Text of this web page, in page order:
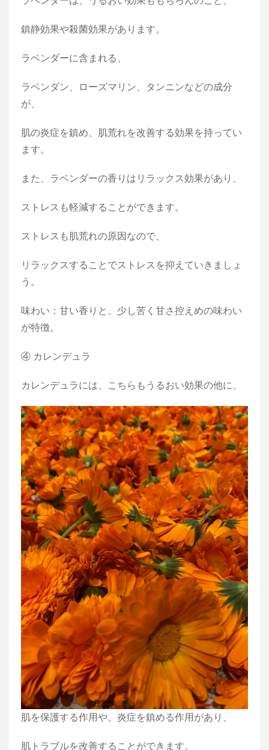
鎮静効果や殺菌効果があります。
ラベンダーに含まれる、
ラベンダン、ローズマリン、タンニンなどの成分
が、
肌の炎症を鎮め、肌荒れを改善する効果を持ってい
ます。
また、ラベンダーの香りはリラックス効果があり、
ストレスも軽減することができます。
ストレスも肌荒れの原因なので、
リラックスすることでストレスを抑えていきましょ
う。
味わい：甘い香りと、少し苦く甘さ控えめの味わい
が特徴。
④ カレンデュラ
カレンデュラには、こちらもうるおい効果の他に、
肌を保護する作用や、炎症を鎮める作用があり、
肌トラブルを改善することができます。